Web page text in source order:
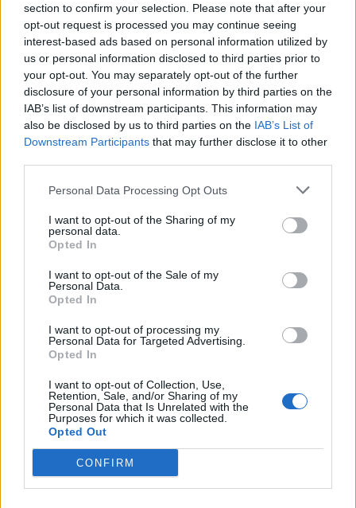
section to confirm your selection. Please note that after your
opt-out request is processed you may continue seeing
interest-based ads based on personal information utilized by
us or personal information disclosed to third parties prior to
your opt-out. You may separately opt-out of the further
disclosure of your personal information by third parties on the
IAB’s list of downstream participants. This information may
also be disclosed by us to third parties on the IAB’s List of
Downstream Participants that may further disclose it to other
Personal Data Processing Opt Outs
I want to opt-out of the Sharing of my
personal data.
Opted In
I want to opt-out of the Sale of my
Personal Data.
Opted In
I want to opt-out of processing my
Personal Data for Targeted Advertising.
Opted In
I want to opt-out of Collection, Use,
Retention, Sale, and/or Sharing of my
Personal Data that Is Unrelated with the
Purposes for which it was collected.
Opted Out
CONFIRM